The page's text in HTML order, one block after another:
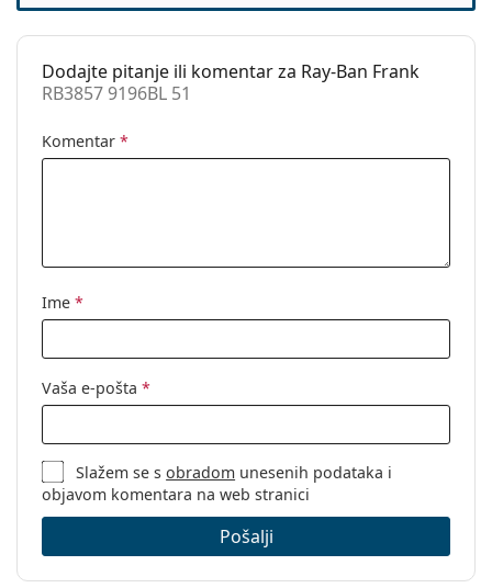
Kutijica:
Da
čišćenje:
Da
Ostalo
Kod:
RB3857 9196BL 51
Dodajte pitanje ili komentar za Ray-Ban Frank
RB3857 9196BL 51
Komentar *
Ime *
Vaša e-pošta *
Slažem se sobradom unesenih podataka i
objavom komentara na web stranici
Pošalji